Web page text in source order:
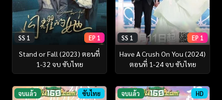
SS 1 EP 1
Stand or Fall (2023) ตอนที่
1-32 จบ ซับไทย
SS 1 EP 1
Have A Crush On You (2024)
ตอนที่ 1-24 จบ ซับไทย
จบแล้ว ซับไทย จบแล้ว HD